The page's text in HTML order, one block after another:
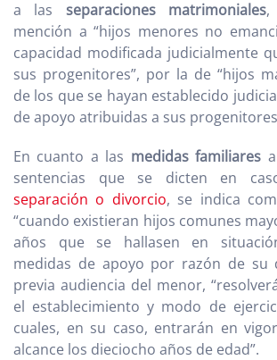
a las separaciones matrimoniales,
mención a “hijos menores no
capacidad modificada judicialmente
sus progenitores”, por la de “hijos
de los que se hayan establecido
de apoyo atribuidas a sus
En cuanto a las medidas familiares
sentencias que se dicten en
separación o divorcio, se indica
“cuando existieran hijos comunes
años que se hallasen en
medidas de apoyo por razón de su
previa audiencia del menor,
el establecimiento y modo de
cuales, en su caso, entrarán en
alcance los dieciocho años de edad”.